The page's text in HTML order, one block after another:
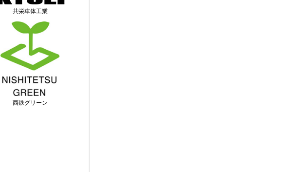
共栄車体工業
西鉄グリーン